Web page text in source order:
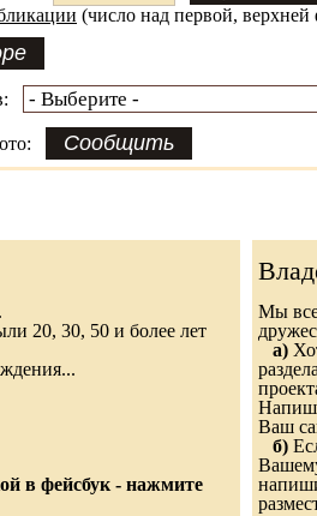
(число над первой,
20, 30, 50 и более лет
в фейсбук - нажмите
Мы
а)
Ваш
б)